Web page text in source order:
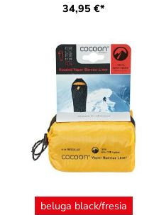
34,95 €*
Farbeauswählen
beluga black/fresia